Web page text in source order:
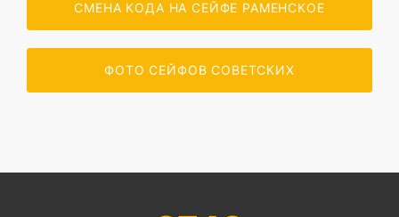
СМЕНА КОДА НА СЕЙФЕ РАМЕНСКОЕ
ФОТО СЕЙФОВ СОВЕТСКИХ